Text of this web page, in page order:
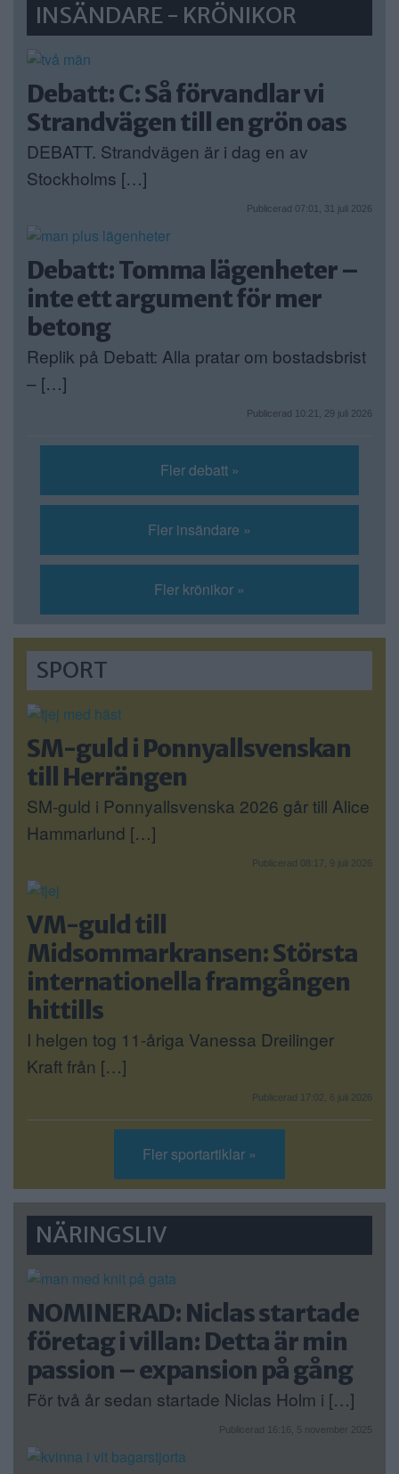
INSÄNDARE - KRÖNIKOR
Debatt: C: Så förvandlar vi
Strandvägen till en grön oas
DEBATT. Strandvägen är i dag en av
Stockholms […]
Publicerad 07:01, 31 juli 2026
Debatt: Tomma lägenheter –
inte ett argument för mer
betong
Replik på Debatt: Alla pratar om bostadsbrist
– […]
Publicerad 10:21, 29 juli 2026
Fler debatt »
Fler insändare »
Fler krönikor »
SPORT
SM-guld i Ponnyallsvenskan
till Herrängen
SM-guld i Ponnyallsvenska 2026 går till Alice
Hammarlund […]
Publicerad 08:17, 9 juli 2026
VM-guld till
Midsommarkransen: Största
internationella framgången
hittills
I helgen tog 11-åriga Vanessa Dreilinger
Kraft från […]
Publicerad 17:02, 6 juli 2026
Fler sportartiklar »
NÄRINGSLIV
NOMINERAD: Niclas startade
företag i villan: Detta är min
passion – expansion på gång
För två år sedan startade Niclas Holm i […]
Publicerad 16:16, 5 november 2025